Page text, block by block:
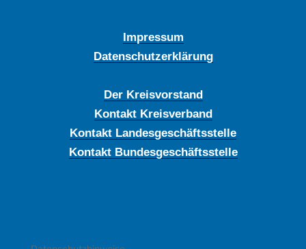
Impressum
Datenschutzerklärung
Der Kreisvorstand
Kontakt Kreisverband
Kontakt Landesgeschäftsstelle
Kontakt Bundesgeschäftsstelle